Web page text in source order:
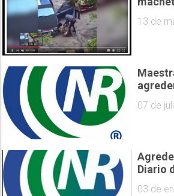
13 de
07 de
Diario
03 de